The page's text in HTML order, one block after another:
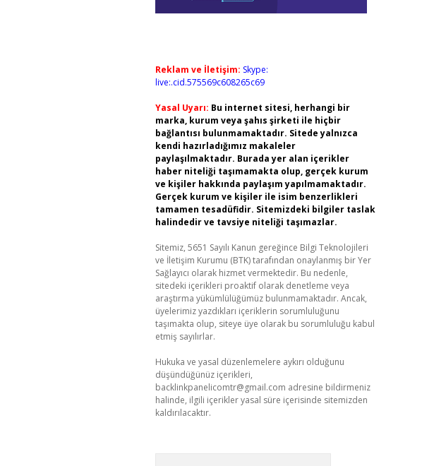
Reklam ve İletişim: Skype:
live:.cid.575569c608265c69
Yasal Uyarı: Bu internet sitesi, herhangi bir
marka, kurum veya şahıs şirketi ile hiçbir
bağlantısı bulunmamaktadır. Sitede yalnızca
kendi hazırladığımız makaleler
paylaşılmaktadır. Burada yer alan içerikler
haber niteliği taşımamakta olup, gerçek kurum
ve kişiler hakkında paylaşım yapılmamaktadır.
Gerçek kurum ve kişiler ile isim benzerlikleri
tamamen tesadüfidir. Sitemizdeki bilgiler taslak
halindedir ve tavsiye niteliği taşımazlar.
Sitemiz, 5651 Sayılı Kanun gereğince Bilgi Teknolojileri
ve İletişim Kurumu (BTK) tarafından onaylanmış bir Yer
Sağlayıcı olarak hizmet vermektedir. Bu nedenle,
sitedeki içerikleri proaktif olarak denetleme veya
araştırma yükümlülüğümüz bulunmamaktadır. Ancak,
üyelerimiz yazdıkları içeriklerin sorumluluğunu
taşımakta olup, siteye üye olarak bu sorumluluğu kabul
etmiş sayılırlar.
Hukuka ve yasal düzenlemelere aykırı olduğunu
düşündüğünüz içerikleri,
backlinkpanelicomtr@gmail.com adresine bildirmeniz
halinde, ilgili içerikler yasal süre içerisinde sitemizden
kaldırılacaktır.